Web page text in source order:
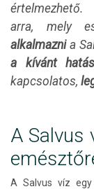
arra, mely
alkalmaznia
a kívánt
kapcsolatos,
A Salvus
A Salvus víz egy